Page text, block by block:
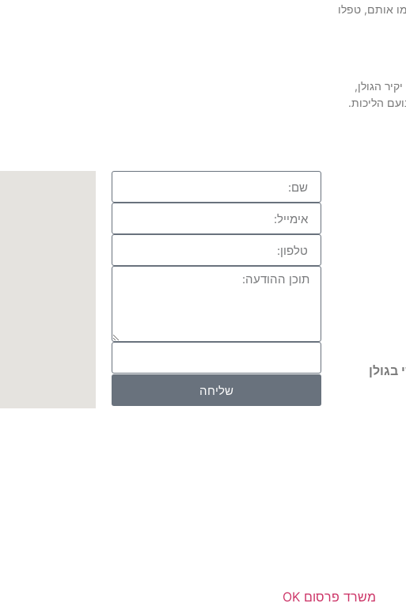
אותם, טפלו
הגולן,
ולנועם הליכות.
בגולן
שליחה
משרד פרסום OK